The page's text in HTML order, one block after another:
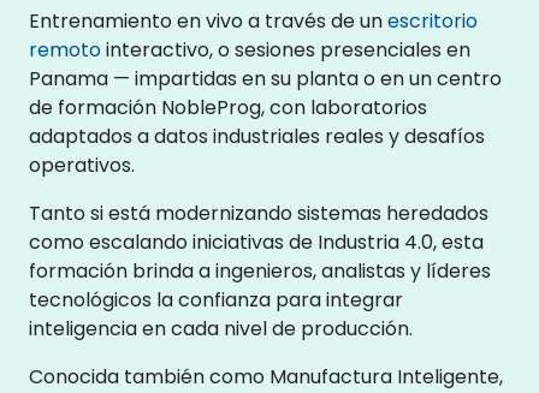
Entrenamiento en vivo a través de unescritorio
remotointeractivo, o sesiones presenciales en
Panama — impartidas en su planta o en un centro
de formación NobleProg, con laboratorios
adaptados a datos industriales reales y desafíos
operativos.
Tanto si está modernizando sistemas heredados
como escalando iniciativas de Industria 4.0, esta
formación brinda a ingenieros, analistas y líderes
tecnológicos la confianza para integrar
inteligencia en cada nivel de producción.
Conocida también como Manufactura Inteligente,